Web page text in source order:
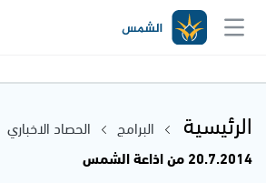
الرئيسية البرامج الحصاد الاخباري
20.7.2014 من اذاعة الشمس